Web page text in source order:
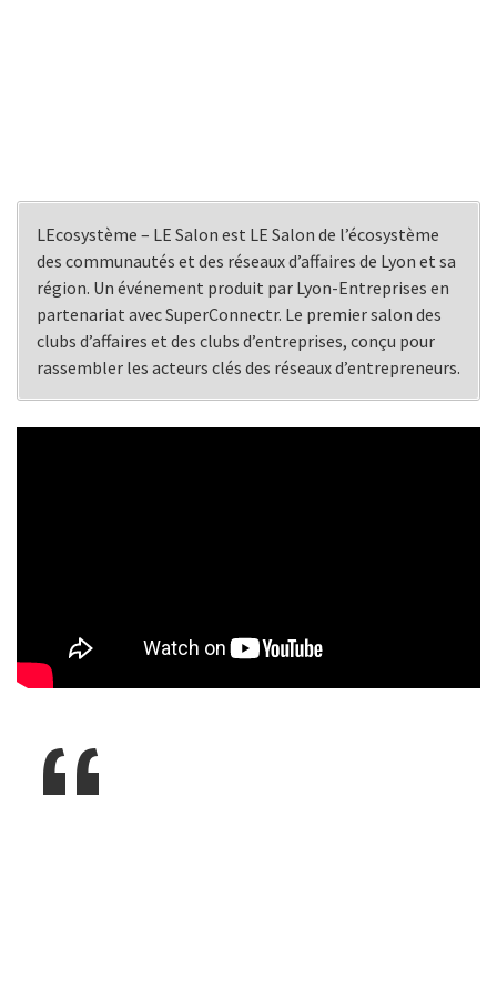
LEcosystème – LE Salon est LE Salon de l’écosystème
des communautés et des réseaux d’affaires de Lyon et sa
région. Un événement produit par Lyon-Entreprises en
partenariat avec SuperConnectr. Le premier salon des
clubs d’affaires et des clubs d’entreprises, conçu pour
rassembler les acteurs clés des réseaux d’entrepreneurs.